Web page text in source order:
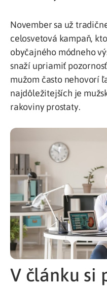
November sa už
celosvetová kampaň,
obyčajného módneho
snaží upriamiť
mužom často nehovorí
najdôležitejších je
rakoviny prostaty.
V článku si